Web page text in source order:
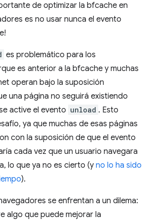
de optimizar la bfcache en
es no usar nunca el evento
es problemático para los
es anterior a la bfcache y muchas
operan bajo la suposición
una página no seguirá existiendo
active el evento unload . Esto
ya que muchas de esas páginas
con la suposición de que el evento
cada vez que un usuario navegara
lo que ya no es cierto (y no lo ha sido
).
se enfrentan a un dilema:
algo que puede mejorar la